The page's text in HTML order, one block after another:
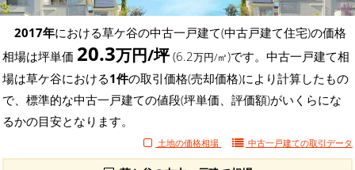
2017年における草ケ谷の中古一戸建て(中古戸建て住宅)の価格
相場は坪単価 20.3万円/坪(6.2万円/㎡)です。中古一戸建て相
場は草ケ谷における1件の取引価格(売却価格)により計算したもの
で、標準的な中古一戸建ての値段(坪単価、評価額)がいくらにな
るかの目安となります。
土地の価格相場 中古一戸建ての取引データ